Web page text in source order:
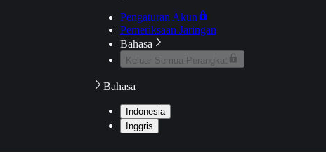
Pengaturan Akun
Pemeriksaan Jaringan
Bahasa
Keluar Semua Perangkat
Bahasa
Indonesia
Inggris